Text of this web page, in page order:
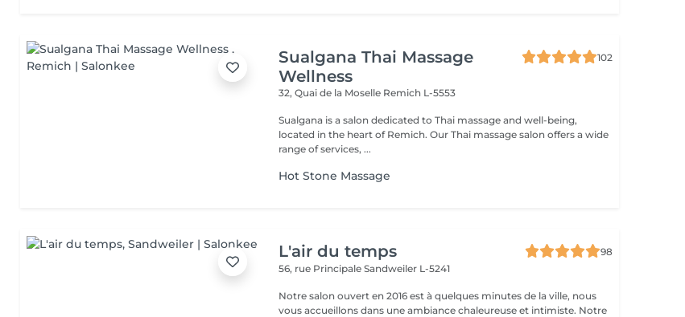
Sualgana Thai Massage
Wellness
102
32, Quai de la Moselle Remich L-5553
Sualgana is a salon dedicated to Thai massage and well-being,
located in the heart of Remich. Our Thai massage salon offers a wide
range of services, ...
Hot Stone Massage
L'air du temps
98
56, rue PrincipaleSandweiler L-5241
Notre salon ouvert en 2016 est à quelques minutes de la ville, nous
vous accueillons dans une ambiance chaleureuse et intimiste. Notre